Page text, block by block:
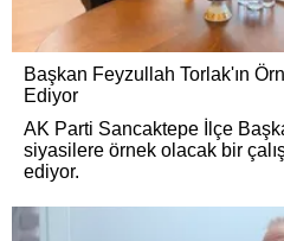
Başkan Feyzullah Torlak'ın
Ediyor
AK Parti Sancaktepe İlçe
siyasilere örnek olacak bir
ediyor.